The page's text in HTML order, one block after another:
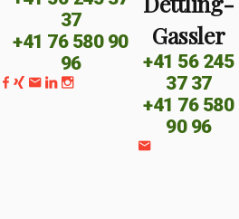
37
+41 76 580 90
96
Gassler
+41 56 245
37 37
+41 76 580
90 96